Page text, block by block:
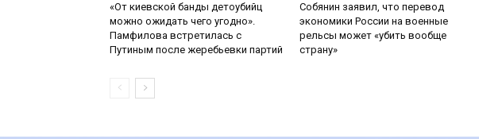
«От киевской банды детоубийц
можно ожидать чего угодно».
Памфилова встретилась с
Путиным после жеребьевки партий
Собянин заявил, что перевод
экономики России на военные
рельсы может «убить вообще
страну»